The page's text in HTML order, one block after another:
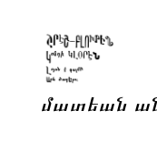
մատեան